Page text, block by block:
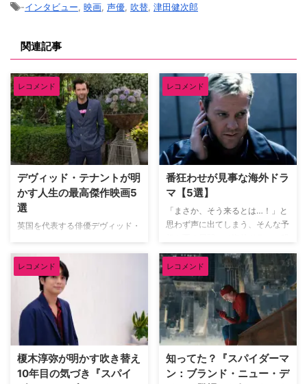
-インタビュー 映画 声優 吹替 津田健次郎
関連記事
レコメンド
デヴィッド・テナントが明
かす人生の最高傑作映画5
選
英国を代表する俳優デヴィッド・
『グッド・オーメンズ』）が、映
像ソフトメーカーの米Criterion社
による人気企画「Criterion
Closet」に登場した。数多の名作
映画のDVDやBlu-rayが並ぶ夢の
ようなクローゼットを訪れたデヴ
ィッドは、自身が幼少期や俳優人
生の中で多大な影響を受けた名作
映画をピックアップ。その魅力を
熱く語った。 『バンデットQ』か
レコメンド
番狂わせが見事な海外ドラ
マ【5選】
「まさか、そう来るとは…！」と
思わず声に出てしまう、そんな予
醐味だろう。巧みに張り巡らされ
た伏線や衝撃のドンデン返しに、
気づけば最後まで一気見してしま
うことも。そんな予想を鮮やかに
裏切る番狂わせが見事な海外ドラ
マを米TV Lineが取り上げている
ので、そのうち5作品を紹介しよ
う。（※本記事は各作品の重要な
ネタバレを含みますのでご注意く
ださい） 予想外の展開にビック
レコメンド
榎木淳弥が明かす吹き替え
10年目の気づき『スパイ
レコメンド
知ってた？『スパイダーマ
ン：ブランド・ニュー・デ